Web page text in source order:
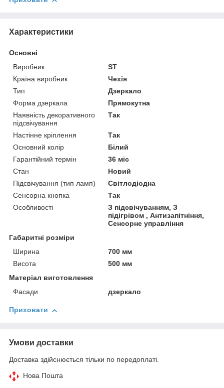
Характеристики
Основні
Виробник
ST
Країна виробник
Чехія
Тип
Дзеркало
Форма дзеркала
Прямокутна
Наявність декоративного
підсвічування
Так
Настінне кріплення
Так
Основний колір
Білий
Гарантійний термін
36 міс
Стан
Новий
Підсвічування (тип ламп)
Світлодіодна
Сенсорна кнопка
Так
Особливості
З підсвічуванням, З
підігрівом , Антизапітніння,
Сенсорне управління
Габаритні розміри
Ширина
700 мм
Висота
500 мм
Матеріал виготовлення
Фасади
дзеркало
Приховати
Умови доставки
Доставка здійснюється тільки по передоплаті.
Нова Пошта